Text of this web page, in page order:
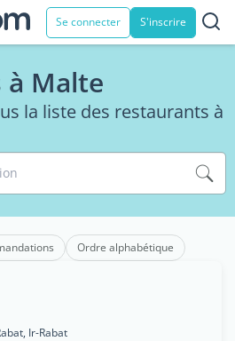
Se connecter S'inscrire
à Malte
la liste des restaurants à
Ordre alphabétique
Ir-Rabat